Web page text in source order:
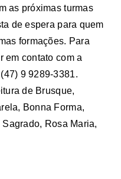
as próximas turmas
de espera para quem
formações. Para
em contato com a
9 9289-3381.
de Brusque,
Bonna Forma,
Rosa Maria,